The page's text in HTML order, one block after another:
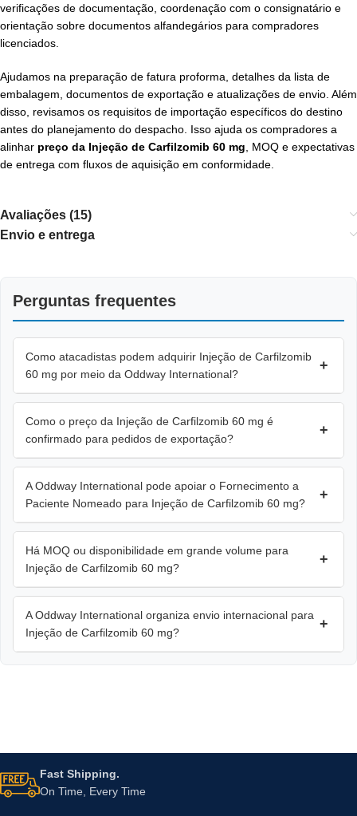
verificações de documentação, coordenação com o consignatário e
orientação sobre documentos alfandegários para compradores
licenciados.
Ajudamos na preparação de fatura proforma, detalhes da lista de
embalagem, documentos de exportação e atualizações de envio. Além
disso, revisamos os requisitos de importação específicos do destino
antes do planejamento do despacho. Isso ajuda os compradores a
alinhar preço da Injeção de Carfilzomib 60 mg , MOQ e expectativas
de entrega com fluxos de aquisição em conformidade.
Avaliações (15)
Envio e entrega
Perguntas frequentes
Como atacadistas podem adquirir Injeção de Carfilzomib
60 mg por meio da Oddway International?
+
Como o preço da Injeção de Carfilzomib 60 mg é
confirmado para pedidos de exportação?
+
A Oddway International pode apoiar o Fornecimento a
Paciente Nomeado para Injeção de Carfilzomib 60 mg?
+
Há MOQ ou disponibilidade em grande volume para
Injeção de Carfilzomib 60 mg?
+
A Oddway International organiza envio internacional para
Injeção de Carfilzomib 60 mg?
+
Fast Shipping.
On Time, Every Time